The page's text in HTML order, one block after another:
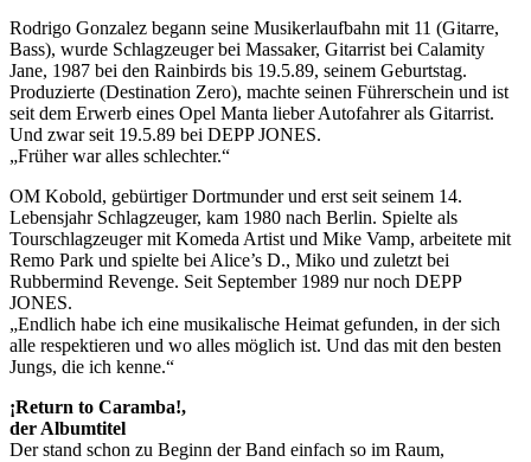
Rodrigo Gonzalez begann seine Musikerlaufbahn mit 11 (Gitarre,
Bass), wurde Schlagzeuger bei Massaker, Gitarrist bei Calamity
Jane, 1987 bei den Rainbirds bis 19.5.89, seinem Geburtstag.
Produzierte (Destination Zero), machte seinen Führerschein und ist
seit dem Erwerb eines Opel Manta lieber Autofahrer als Gitarrist.
Und zwar seit 19.5.89 bei DEPP JONES.
„Früher war alles schlechter.“
OM Kobold, gebürtiger Dortmunder und erst seit seinem 14.
Lebensjahr Schlagzeuger, kam 1980 nach Berlin. Spielte als
Tourschlagzeuger mit Komeda Artist und Mike Vamp, arbeitete mit
Remo Park und spielte bei Alice’s D., Miko und zuletzt bei
Rubbermind Revenge. Seit September 1989 nur noch DEPP
JONES.
„Endlich habe ich eine musikalische Heimat gefunden, in der sich
alle respektieren und wo alles möglich ist. Und das mit den besten
Jungs, die ich kenne.“
¡Return to Caramba!,
der Albumtitel
Der stand schon zu Beginn der Band einfach so im Raum,